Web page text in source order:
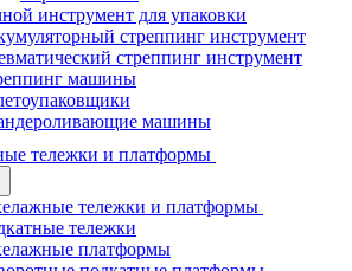
инструмент для упаковки
стреппинг инструмент
стреппинг инструмент
машины
машины
тележки и платформы
тележки и платформы
тележки
платформы